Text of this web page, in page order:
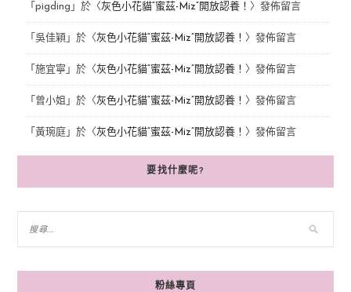
「 pigding 」於〈灰色小花貓“蜜茲-Miz”開放認養！ 〉發佈留言
「 吳佳穎 」於〈灰色小花貓“蜜茲-Miz”開放認養！ 〉發佈留言
「 施宜寧 」於〈灰色小花貓“蜜茲-Miz”開放認養！ 〉發佈留言
「 曾小姐 」於〈灰色小花貓“蜜茲-Miz”開放認養！ 〉發佈留言
「 黃琬庭」於〈灰色小花貓“蜜茲-Miz”開放認養！ 〉發佈留言
要找什麼呢?
粉絲專頁